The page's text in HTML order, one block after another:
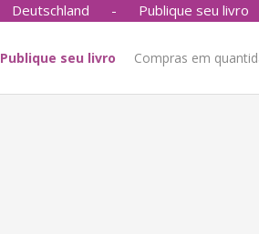
Deutschland - Publique seu livro
Publique seu livro Compras em